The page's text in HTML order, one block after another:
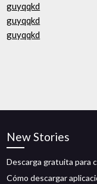
guyqqkd
guyqqkd
guyqqkd
New Stories
Descarga gratuita para
Cómo descargar